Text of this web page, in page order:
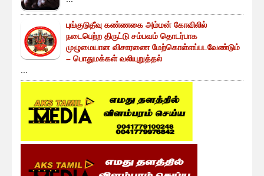
புங்குடுதீவு கண்ணகை அம்மன் கோவிலில்
நடைபெற்ற திருட்டு சம்பவம் தொடர்பாக
முழுமையான விசாரணை மேற்கொள்ளப்படவேண்டும்
– பொதுமக்கள் வலியுறுத்தல்